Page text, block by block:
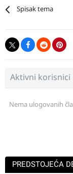
Spisak tema
Aktivni korisnici
Nema ulogovanih
PREDSTOJEĆA